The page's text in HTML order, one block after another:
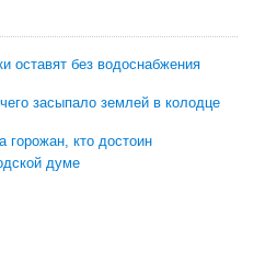
оставят без водоснабжения
засыпало землей в колодце
горожан, кто достоин
думе